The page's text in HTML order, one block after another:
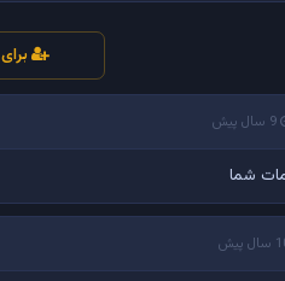
9 سال پیش
شما